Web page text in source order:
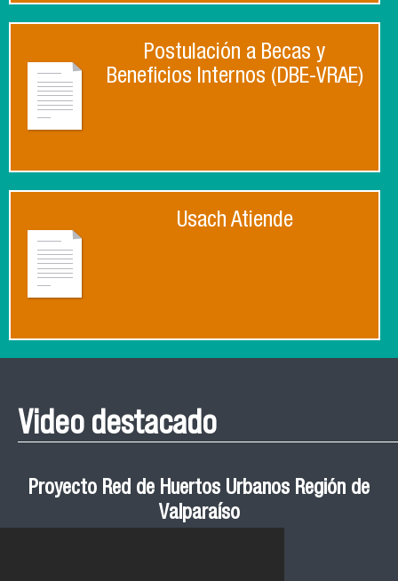
Postulación a Becas y
Beneficios Internos (DBE-VRAE)
Usach Atiende
Video destacado
Proyecto Red de Huertos Urbanos Región de
Valparaíso